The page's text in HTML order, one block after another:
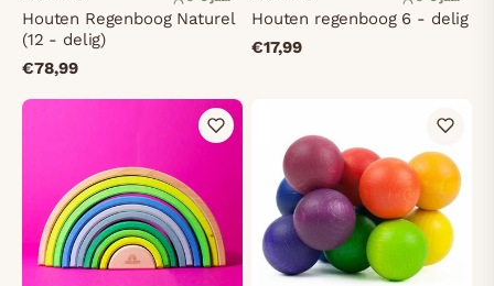
Houten Regenboog Naturel
(12 - delig)
€78,99
Houten regenboog 6 - delig
€17,99